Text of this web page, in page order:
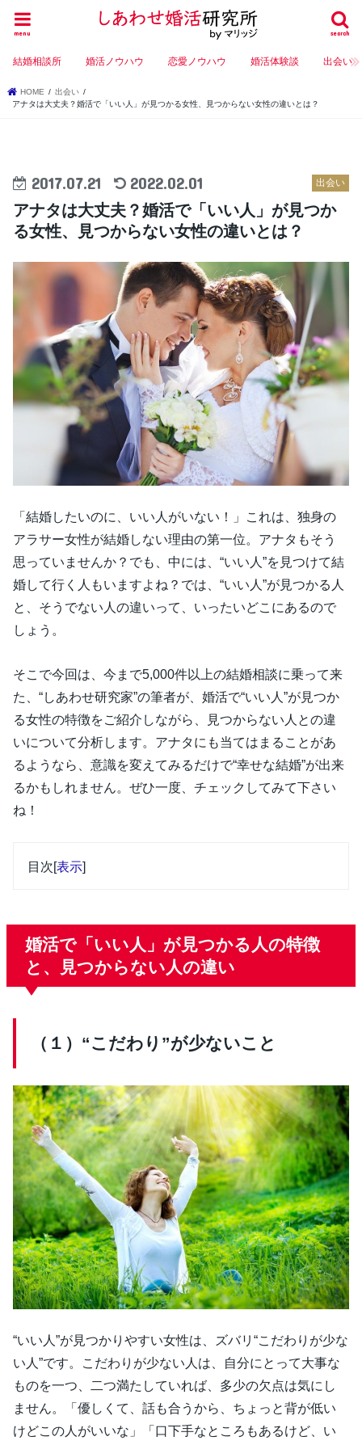
search
menu
結婚相談所 婚活ノウハウ 恋愛ノウハウ 婚活体験談 出会い
HOME
出会い
アナタは大丈夫？婚活で「いい人」が見つかる女性、見つからない女性の違いとは？
出会い
2017.07.21 2022.02.01
アナタは大丈夫？婚活で「いい人」が見つか
る女性、見つからない女性の違いとは？
「結婚したいのに、いい人がいない！」これは、独身の
アラサー女性が結婚しない理由の第一位。アナタもそう
思っていませんか？でも、中には、“いい人”を見つけて結
婚して行く人もいますよね？では、“いい人”が見つかる人
と、そうでない人の違いって、いったいどこにあるので
しょう。
そこで今回は、今まで5,000件以上の結婚相談に乗って来
た、“しあわせ研究家”の筆者が、婚活で“いい人”が見つか
る女性の特徴をご紹介しながら、見つからない人との違
いについて分析します。アナタにも当てはまることがあ
るようなら、意識を変えてみるだけで“幸せな結婚”が出来
るかもしれません。ぜひ一度、チェックしてみて下さい
ね！
目次[表示]
婚活で「いい人」が見つかる人の特徴
と、見つからない人の違い
（１）“こだわり”が少ないこと
“いい人”が見つかりやすい女性は、ズバリ“こだわりが少な
い人”です。こだわりが少ない人は、自分にとって大事な
ものを一つ、二つ満たしていれば、多少の欠点は気にし
ません。「優しくて、話も合うから、ちょっと背が低い
けどこの人がいいな」「口下手なところもあるけど、い